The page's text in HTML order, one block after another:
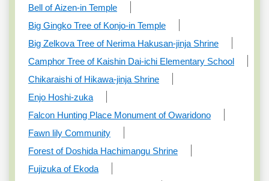
Bell of Aizen-in Temple
Big Gingko Tree of Konjo-in Temple
Big Zelkova Tree of Nerima Hakusan-jinja Shrine
Camphor Tree of Kaishin Dai-ichi Elementary School
Chikaraishi of Hikawa-jinja Shrine
Enjo Hoshi-zuka
Falcon Hunting Place Monument of Owaridono
Fawn lily Community
Forest of Doshida Hachimangu Shrine
Fujizuka of Ekoda